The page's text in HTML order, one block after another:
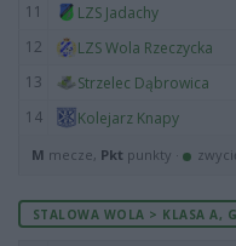
11
LZS Jadachy
12
LZS Wola Rzeczycka
13
Strzelec Dąbrowica
14
Kolejarz Knapy
M mecze, Pkt punkty ·
STALOWA WOLA > KLASA A,